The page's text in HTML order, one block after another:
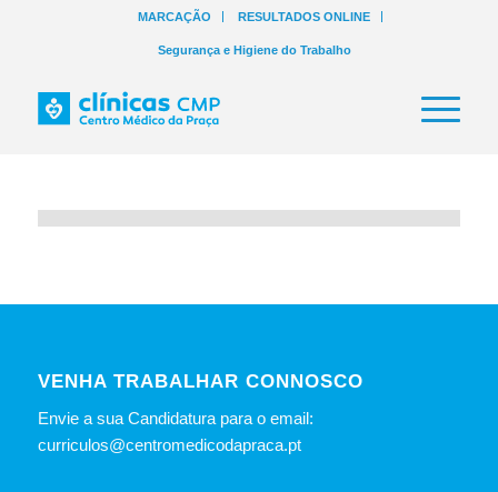
MARCAÇÃO RESULTADOS ONLINE
Segurança e Higiene do Trabalho
VENHA TRABALHAR CONNOSCO
Envie a sua Candidatura para o email:
curriculos@centromedicodapraca.pt